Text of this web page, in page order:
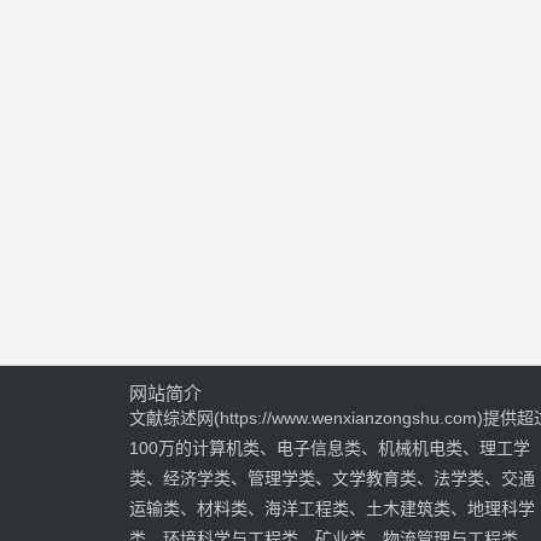
网站简介
文献综述网(https://www.wenxianzongshu.com)提供超
100万的计算机类、电子信息类、机械机电类、理工学
类、经济学类、管理学类、文学教育类、法学类、交通
运输类、材料类、海洋工程类、土木建筑类、地理科学